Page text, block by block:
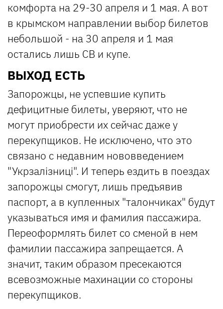
комфорта на 29-30 апреля и 1 мая. А вот
в крымском направлении выбор билетов
небольшой - на 30 апреля и 1 мая
остались лишь СВ и купе.
ВЫХОД ЕСТЬ
Запорожцы, не успевшие купить
дефицитные билеты, уверяют, что не
могут приобрести их сейчас даже у
перекупщиков. Не исключено, что это
связано с недавним нововведением
"Укрзалізниці". И теперь ездить в поездах
запорожцы смогут, лишь предъявив
паспорт, а в купленных "талончиках" будут
указываться имя и фамилия пассажира.
Переоформлять билет со сменой в нем
фамилии пассажира запрещается. А
значит, таким образом пресекаются
всевозможные махинации со стороны
перекупщиков.